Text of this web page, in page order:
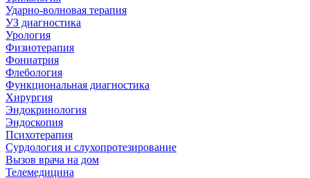
Ударно-волновая терапия
УЗ диагностика
Урология
Физиотерапия
Фониатрия
Флебология
Функциональная диагностика
Хирургия
Эндокринология
Эндоскопия
Психотерапия
Сурдология и слухопротезирование
Вызов врача на дом
Телемедицина